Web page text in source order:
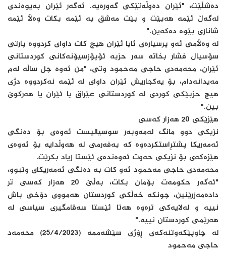
دەشڵێت، "ئێران دەوڵەتێکی گەورەیە. ئەگەر ئێران پەیوەندی
لەگەڵ ئێمە هەبێت و بێت مەشق بە ئێمە بکات وەڵا ئێمە
شانازی پێوە دەکەین."
لە وەڵامی ئەو پرسیارەی ئایا ئێران هیچ کات داوای کردووە پارتی
سۆسیال فشار بخاتە سەر حزبە ئۆپۆزسیۆنەکانی کوردستانی
ئێران، محەمەدی حاجی مەحمود وتی، "من ئەوە چل ساڵە لەم
مەیدانەدام، بۆ یەکجاریش ئێران داوای لە ئێمە نەکردووە دژی
هیچ حزبێکی کوردی لە کوردستانی عێراق یا ئێران یا هەرکوێ
بین."
هێزێکی 20 هەزار کەسی
نزیکی دوو مانگ لەمەوبەر سوسیالیست ئەوەی بۆ دەنگی
ئەمەریکا پشتڕاستکردەوە کە بەفەرمی لە هەوڵدایە بۆ ئەوەی
هێزەکەی بۆ نزیکی حەوت ئەوەندەی ئێستا زیاد بکرێت.
محەمەدی حاجی مەحمود ئەو کات بە دەنگی ئەمەریکای وتبوو،
"ئه‌گه‌ر حكومه‌ت بۆمان بكات، به‌ڵێ 20 هه‌زار كه‌سی تر
داده‌مه‌زرێنین، چونكه‌ خه‌ڵكی كوردستان هه‌مووی دۆخی باش
نییه‌ و له‌لایه‌كی تره‌وه‌ هه‌تا ئێستا سه‌قامگیری سیاسی لە
هه‌رێمی كوردستان نییه."
لە چاوپێکەوتنەکەی ڕۆژی سێشەممە (25/4/2023) محه‌مه‌د
حاجی مه‌حمود